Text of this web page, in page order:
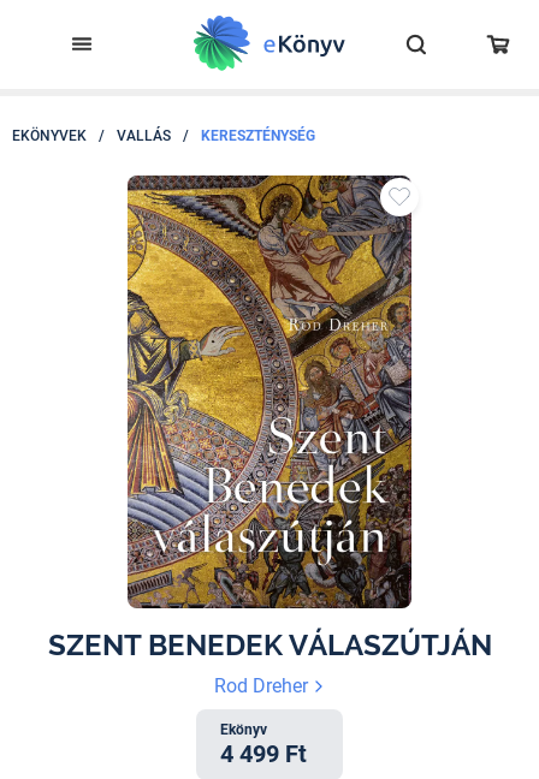
EKÖNYVEK / VALLÁS / KERESZTÉNYSÉG
SZENT BENEDEK VÁLASZÚTJÁN
Rod Dreher
Ekönyv
4 499 Ft